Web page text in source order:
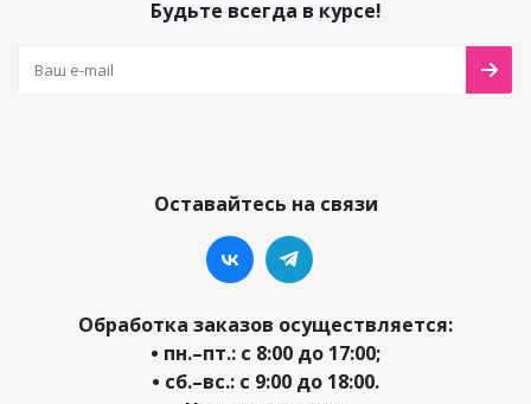
Будьте всегда в курсе!
Оставайтесь на связи
Обработка заказов осуществляется:
• пн.–пт.: с 8:00 до 17:00;
• сб.–вс.: с 9:00 до 18:00.